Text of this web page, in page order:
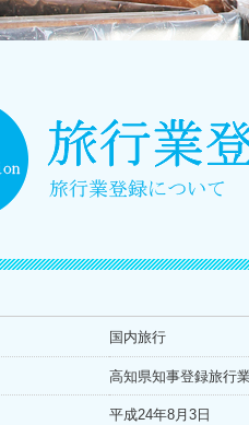
国内旅行
高知県知事登録旅行
平成24年8月3日